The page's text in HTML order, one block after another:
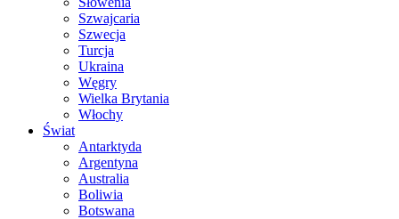
Szwajcaria
Szwecja
Turcja
Ukraina
Węgry
Wielka Brytania
Włochy
Świat
Antarktyda
Argentyna
Australia
Boliwia
Botswana